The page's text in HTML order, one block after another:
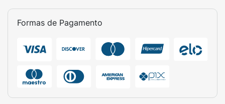
Ficha Técnica:
Diamond Gel.
Coleção:Cybercolors.
Cor:Bronze 3000.
Formas de Pagamento